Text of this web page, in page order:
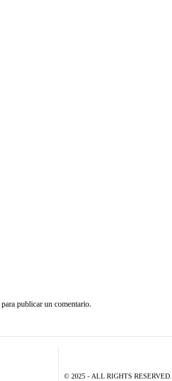
para publicar un comentario.
© 2025 - ALL RIGHTS RESERVED.